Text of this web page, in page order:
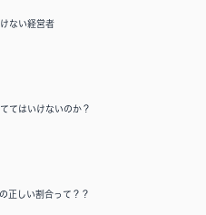
ない経営者
てはいけないのか？
正しい割合って？？